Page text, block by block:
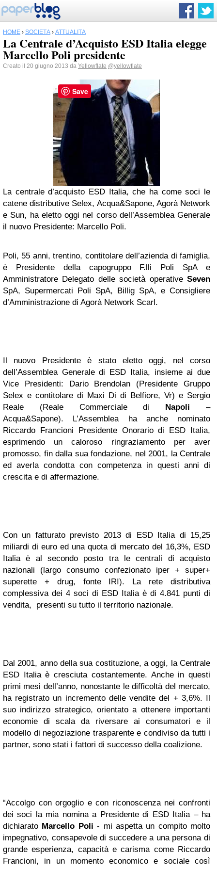
HOME › SOCIETÀ › ATTUALITÀ
La Centrale d’Acquisto ESD Italia elegge
Marcello Poli presidente
Creato il 20 giugno 2013 da Yellowflate @yellowflate
La centrale d’acquisto ESD Italia, che ha come soci le
catene distributive Selex, Acqua&Sapone, Agorà Network
e Sun, ha eletto oggi nel corso dell’Assemblea Generale
il nuovo Presidente: Marcello Poli.
Poli, 55 anni, trentino, contitolare dell’azienda di famiglia,
è Presidente della capogruppo F.lli Poli SpA e
Amministratore Delegato delle società operative Seven
SpA, Supermercati Poli SpA, Billig SpA, e Consigliere
d’Amministrazione di Agorà Network Scarl.
Il nuovo Presidente è stato eletto oggi, nel corso
dell’Assemblea Generale di ESD Italia, insieme ai due
Vice Presidenti: Dario Brendolan (Presidente Gruppo
Selex e contitolare di Maxi Di di Belfiore, Vr) e Sergio
Reale (Reale Commerciale di Napoli –
Acqua&Sapone). L’Assemblea ha anche nominato
Riccardo Francioni Presidente Onorario di ESD Italia,
esprimendo un caloroso ringraziamento per aver
promosso, fin dalla sua fondazione, nel 2001, la Centrale
ed averla condotta con competenza in questi anni di
crescita e di affermazione.
Con un fatturato previsto 2013 di ESD Italia di 15,25
miliardi di euro ed una quota di mercato del 16,3%, ESD
Italia è al secondo posto tra le centrali di acquisto
nazionali (largo consumo confezionato iper + super+
superette + drug, fonte IRI). La rete distributiva
complessiva dei 4 soci di ESD Italia è di 4.841 punti di
vendita, presenti su tutto il territorio nazionale.
Dal 2001, anno della sua costituzione, a oggi, la Centrale
ESD Italia è cresciuta costantemente. Anche in questi
primi mesi dell’anno, nonostante le difficoltà del mercato,
ha registrato un incremento delle vendite del + 3,6%. Il
suo indirizzo strategico, orientato a ottenere importanti
economie di scala da riversare ai consumatori e il
modello di negoziazione trasparente e condiviso da tutti i
partner, sono stati i fattori di successo della coalizione.
“Accolgo con orgoglio e con riconoscenza nei confronti
dei soci la mia nomina a Presidente di ESD Italia – ha
dichiarato Marcello Poli - mi aspetta un compito molto
impegnativo, consapevole di succedere a una persona di
grande esperienza, capacità e carisma come Riccardo
Francioni, in un momento economico e sociale così
Save